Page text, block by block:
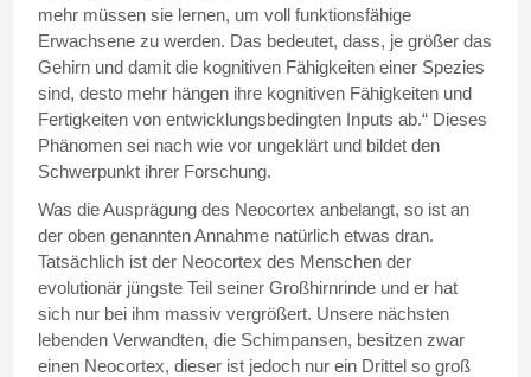
mehr müssen sie lernen, um voll funktionsfähige
Erwachsene zu werden. Das bedeutet, dass, je größer das
Gehirn und damit die kognitiven Fähigkeiten einer Spezies
sind, desto mehr hängen ihre kognitiven Fähigkeiten und
Fertigkeiten von entwicklungsbedingten Inputs ab.“ Dieses
Phänomen sei nach wie vor ungeklärt und bildet den
Schwerpunkt ihrer Forschung.
Was die Ausprägung des Neocortex anbelangt, so ist an
der oben genannten Annahme natürlich etwas dran.
Tatsächlich ist der Neocortex des Menschen der
evolutionär jüngste Teil seiner Großhirnrinde und er hat
sich nur bei ihm massiv vergrößert. Unsere nächsten
lebenden Verwandten, die Schimpansen, besitzen zwar
einen Neocortex, dieser ist jedoch nur ein Drittel so groß